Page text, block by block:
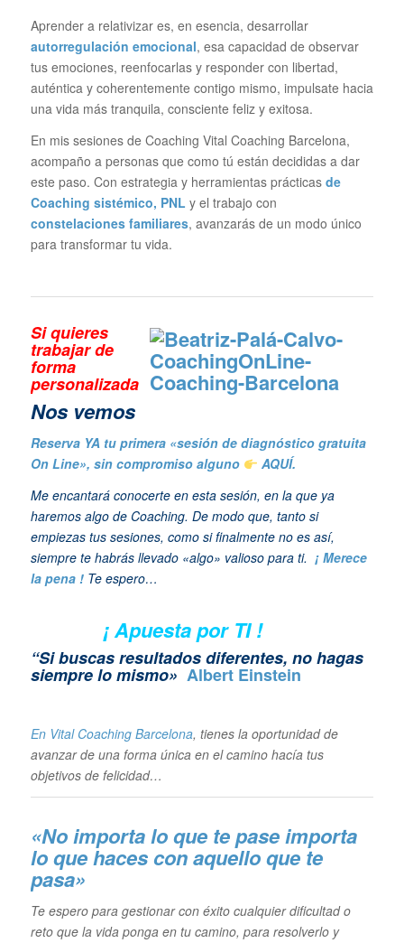
Aprender a relativizar es, en esencia, desarrollar
autorregulación emocional, esa capacidad de observar
tus emociones, reenfocarlas y responder con libertad,
auténtica y coherentemente contigo mismo, impulsate hacia
una vida más tranquila, consciente feliz y exitosa.
En mis sesiones de Coaching Vital Coaching Barcelona,
acompaño a personas que como tú están decididas a dar
este paso. Con estrategia y herramientas prácticasde
Coaching sistémico, PNL y el trabajo con
constelaciones familiares, avanzarás de un modo único
para transformar tu vida.
Si quieres
trabajar de
forma
personalizada
Nos vemos
Reserva YA tu primera «sesión de diagnóstico gratuita
On Line», sin compromiso alguno
AQUÍ.
Me encantará conocerte en esta sesión, en la que ya
haremos algo de Coaching. De modo que, tanto si
empiezas tus sesiones, como si finalmente no es así,
siempre te habrás llevado «algo» valioso para ti. ¡ Merece
la pena ! Te espero…
¡ Apuesta por TI !
“Si buscas resultados diferentes, no hagas
siempre lo mismo» Albert Einstein
En Vital Coaching Barcelona, tienes la oportunidad de
avanzar de una forma única en el camino hacía tus
objetivos de felicidad…
«No importa lo que te pase importa
lo que haces con aquello que te
pasa»
Te espero para gestionar con éxito cualquier dificultad o
reto que la vida ponga en tu camino, para resolverlo y